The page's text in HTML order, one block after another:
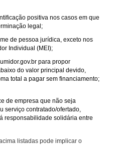
positiva nos casos em que
legal;
de pessoa jurídica, exceto nos
Individual (MEI);
para propor
do valor principal devido,
total a pagar sem financiamento;
de empresa que não seja
serviço contratado/ofertado,
responsabilidade solidária entre
listadas pode implicar o